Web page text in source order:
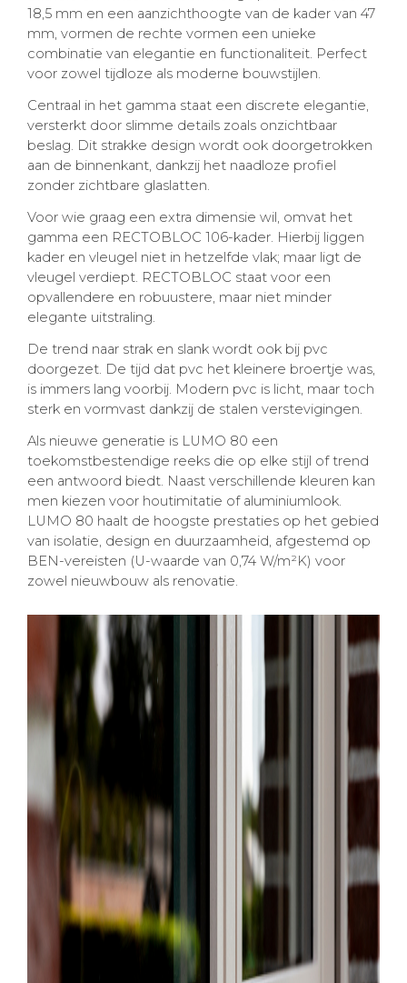
18,5 mm en een aanzichthoogte van de kader van 47
mm, vormen de rechte vormen een unieke
combinatie van elegantie en functionaliteit. Perfect
voor zowel tijdloze als moderne bouwstijlen.
Centraal in het gamma staat een discrete elegantie,
versterkt door slimme details zoals onzichtbaar
beslag. Dit strakke design wordt ook doorgetrokken
aan de binnenkant, dankzij het naadloze profiel
zonder zichtbare glaslatten.
Voor wie graag een extra dimensie wil, omvat het
gamma een RECTOBLOC 106-kader. Hierbij liggen
kader en vleugel niet in hetzelfde vlak; maar ligt de
vleugel verdiept. RECTOBLOC staat voor een
opvallendere en robuustere, maar niet minder
elegante uitstraling.
​De trend naar strak en slank wordt ook bij pvc
doorgezet. De tijd dat pvc het kleinere broertje was,
is immers lang voorbij. Modern pvc is licht, maar toch
sterk en vormvast dankzij de stalen verstevigingen.
Als nieuwe generatie is LUMO 80 een
toekomstbestendige reeks die op elke stijl of trend
een antwoord biedt. Naast verschillende kleuren kan
men kiezen voor houtimitatie of aluminiumlook.
LUMO 80 haalt de hoogste prestaties op het gebied
van isolatie, design en duurzaamheid, afgestemd op
BEN-vereisten (U-waarde van 0,74 W/m²K) voor
zowel nieuwbouw als renovatie.